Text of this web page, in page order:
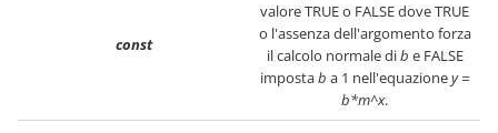
const
valore TRUE o FALSE dove TRUE
o l'assenza dell'argomento forza
il calcolo normale dib e FALSE
impostab a 1 nell'equazioney =
b*m^x.